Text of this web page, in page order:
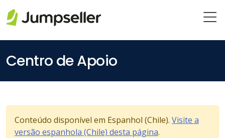
Centro de Apoio
Conteúdo disponível em Espanhol (Chile). Visite a
versão espanhola (Chile) desta página.